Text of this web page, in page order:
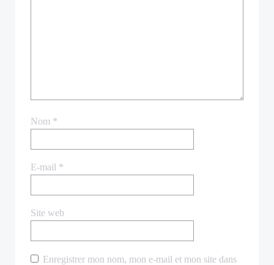
Nom *
E-mail *
Site web
Enregistrer mon nom, mon e-mail et mon site dans